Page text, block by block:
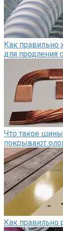
Как правильно
для продления
Что такое
покрывают
Как правильно